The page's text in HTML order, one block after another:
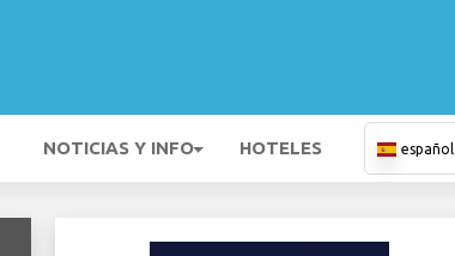
NOTICIAS Y INFO HOTELES español